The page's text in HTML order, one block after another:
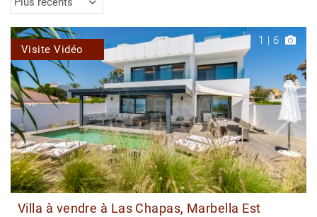
1 | 6
Visite Vidéo
Villa à vendre à Las Chapas, Marbella Est